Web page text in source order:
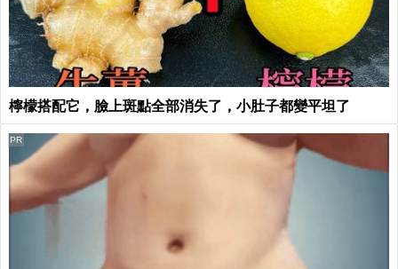
檸檬搭配它，臉上斑點全部消失了，小肚子都變平坦了
PR